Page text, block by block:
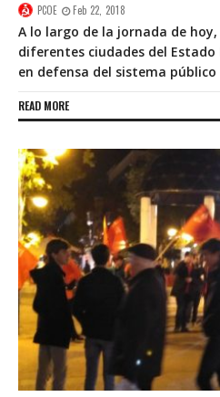
PCOE Feb 22, 2018
A lo largo de la jornada de
diferentes ciudades del
en defensa del sistema
READ MORE